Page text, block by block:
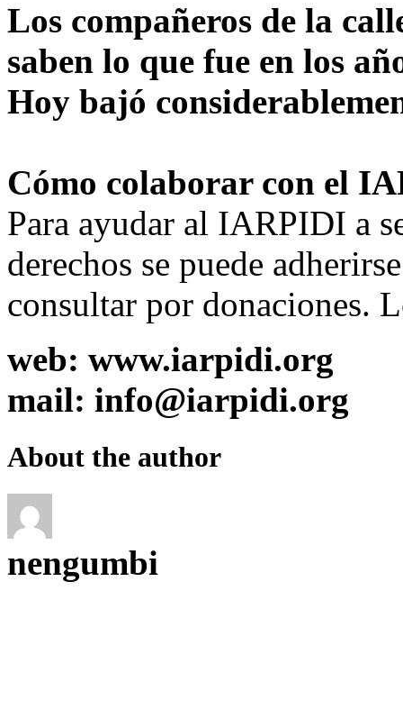
Los compañeros de la
saben lo que fue en los
Hoy bajó
Cómo colaborar con el
Para ayudar al IARPIDI a
derechos se puede
consultar por donaciones.
web: www.iarpidi.org
mail: info@iarpidi.org
About the author
nengumbi